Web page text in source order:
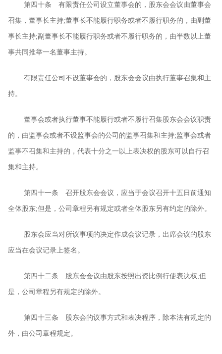
第四十条 有限责任公司设立董事会的，股东会会议由董事会
召集，董事长主持;董事长不能履行职务或者不履行职务的，由副董
事长主持;副董事长不能履行职务或者不履行职务的，由半数以上董
事共同推举一名董事主持。
有限责任公司不设董事会的，股东会会议由执行董事召集和主
持。
董事会或者执行董事不能履行或者不履行召集股东会会议职责
的，由监事会或者不设监事会的公司的监事召集和主持;监事会或者
监事不召集和主持的，代表十分之一以上表决权的股东可以自行召
集和主持。
第四十一条 召开股东会会议，应当于会议召开十五日前通知
全体股东;但是，公司章程另有规定或者全体股东另有约定的除外。
股东会应当对所议事项的决定作成会议记录，出席会议的股东
应当在会议记录上签名。
第四十二条 股东会会议由股东按照出资比例行使表决权;但
是，公司章程另有规定的除外。
第四十三条 股东会的议事方式和表决程序，除本法有规定的
外，由公司章程规定。